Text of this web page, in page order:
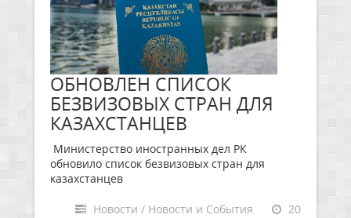
ОБНОВЛЕН СПИСОК
БЕЗВИЗОВЫХ СТРАН ДЛЯ
КАЗАХСТАНЦЕВ
Министерство иностранных дел РК
обновило список безвизовых стран для
казахстанцев
Новости / Новости и События
20